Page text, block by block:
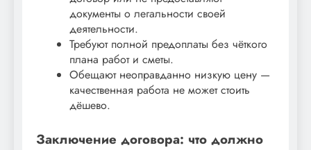
документы о легальности своей
деятельности.
Требуют полной предоплаты без чёткого
плана работ и сметы.
Обещают неоправданно низкую цену —
качественная работа не может стоить
дёшево.
Заключение договора: что должно